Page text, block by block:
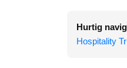
Hurtig
Hospitality